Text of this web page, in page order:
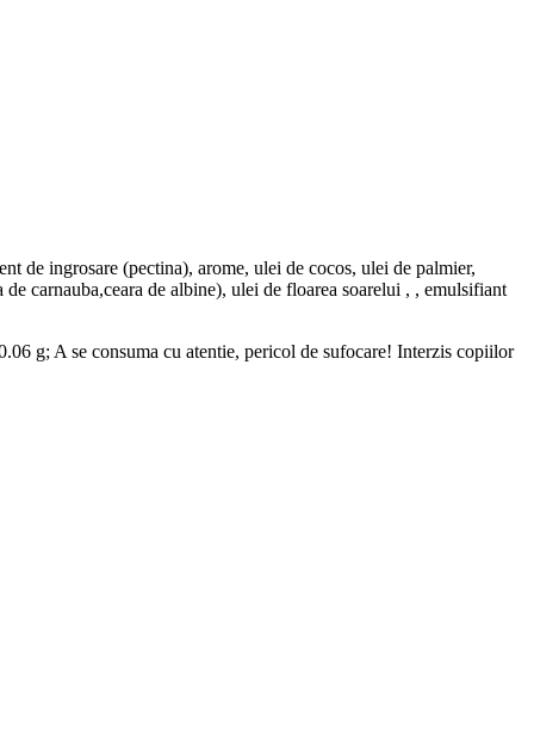
de ingrosare (pectina), arome, ulei de cocos, ulei de palmier,
carnauba,ceara de albine), ulei de floarea soarelui , , emulsifiant
g; A se consuma cu atentie, pericol de sufocare! Interzis copiilor